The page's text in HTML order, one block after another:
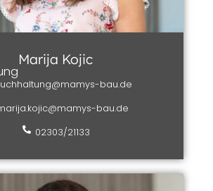
Marija Kojic
bau.de
bau.de
02303/21133